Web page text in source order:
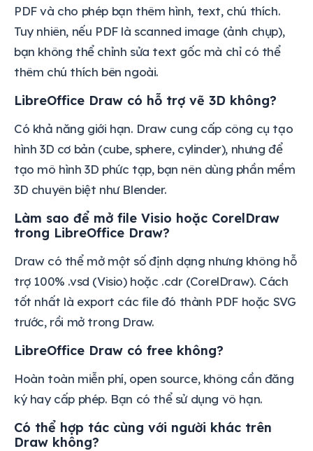
PDF và cho phép bạn thêm hình, text, chú thích.
Tuy nhiên, nếu PDF là scanned image (ảnh chụp),
bạn không thể chỉnh sửa text gốc mà chỉ có thể
thêm chú thích bên ngoài.
LibreOffice Draw có hỗ trợ vẽ 3D không?
Có khả năng giới hạn. Draw cung cấp công cụ tạo
hình 3D cơ bản (cube, sphere, cylinder), nhưng để
tạo mô hình 3D phức tạp, bạn nên dùng phần mềm
3D chuyên biệt như Blender.
Làm sao để mở file Visio hoặc CorelDraw
trong LibreOffice Draw?
Draw có thể mở một số định dạng nhưng không hỗ
trợ 100% .vsd (Visio) hoặc .cdr (CorelDraw). Cách
tốt nhất là export các file đó thành PDF hoặc SVG
trước, rồi mở trong Draw.
LibreOffice Draw có free không?
Hoàn toàn miễn phí, open source, không cần đăng
ký hay cấp phép. Bạn có thể sử dụng vô hạn.
Có thể hợp tác cùng với người khác trên
Draw không?